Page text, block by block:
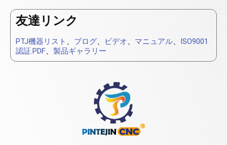
友達リンク
PTJ機器リスト 、 ブログ、 ビデオ、 マニュアル、 ISO9001
認証.PDF、 製品ギャラリー